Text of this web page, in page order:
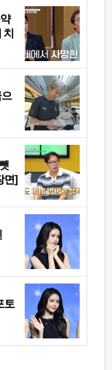
면]
토